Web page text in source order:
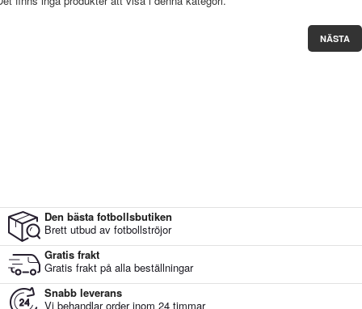
NÄSTA
Den bästa fotbollsbutiken
Brett utbud av fotbollströjor
Gratis frakt
Gratis frakt på alla beställningar
Snabb leverans
Vi behandlar order inom 24 timmar